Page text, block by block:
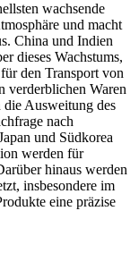
wachsende
und macht
China und Indien
dieses Wachstums,
den Transport von
verderblichen Waren
Ausweitung des
nach
und Südkorea
werden für
hinaus werden
insbesondere im
eine präzise